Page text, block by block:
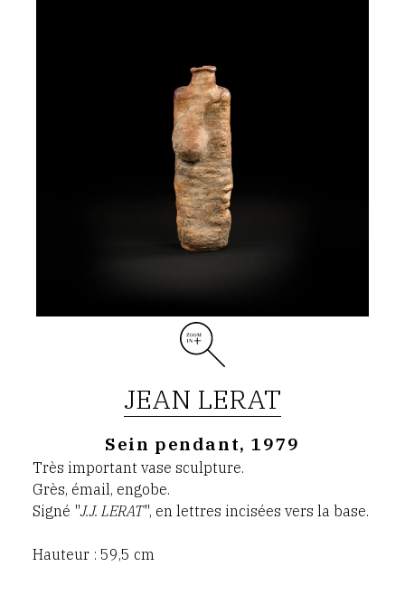
JEAN LERAT
Sein pendant, 1979
Très important vase sculpture.
Grès, émail, engobe.
Signé "J.J. LERAT", en lettres incisées vers la base.
Hauteur : 59,5 cm